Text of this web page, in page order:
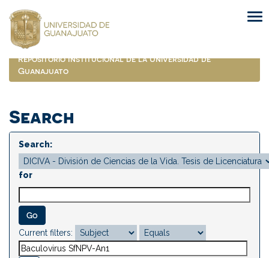
navigation
Repositorio Institucional de la Universidad de
Guanajuato
Search
Search:
for
Current filters: